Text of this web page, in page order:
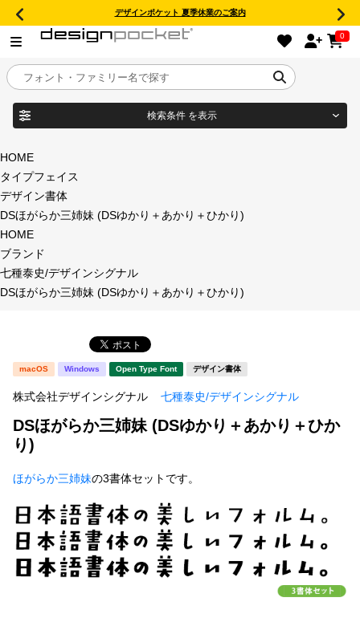
デザインポケット 夏季休業のご案内
0
目的別フォントガイド
特集
年間ライセンス商品
新着一覧
カート
マイページ
お気に入り
ご利用ガイド
検索条件 を表示
商品名
フォント形式
タイプフェイス
明朝体
角ゴシック
教科書体
草書体 勘亭流
江戸文字 デザイン毛筆
すべてを表示
HOME
タイプフェイス
デザイン書体
DSほがらか三姉妹 (DSゆかり＋あかり＋ひかり)
HOME
ブランド
七種泰史/デザインシグナル
DSほがらか三姉妹 (DSゆかり＋あかり＋ひかり)
macOS Windows Open Type Font デザイン書体
株式会社デザインシグナル 七種泰史/デザインシグナル
DSほがらか三姉妹 (DSゆかり＋あかり＋ひか
り)
ほがらか三姉妹の3書体セットです。